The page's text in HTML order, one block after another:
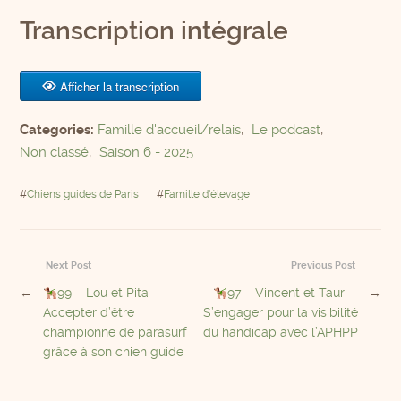
Transcription intégrale
Afficher la transcription
Categories: Famille d'accueil/relais, Le podcast,
Non classé, Saison 6 - 2025
#Chiens guides de Paris #Famille d'élevage
Previous Post
97 – Vincent et Tauri –
S’engager pour la visibilité
du handicap avec l’APHPP
→
Next Post
←
99 – Lou et Pita –
Accepter d’être
championne de parasurf
grâce à son chien guide